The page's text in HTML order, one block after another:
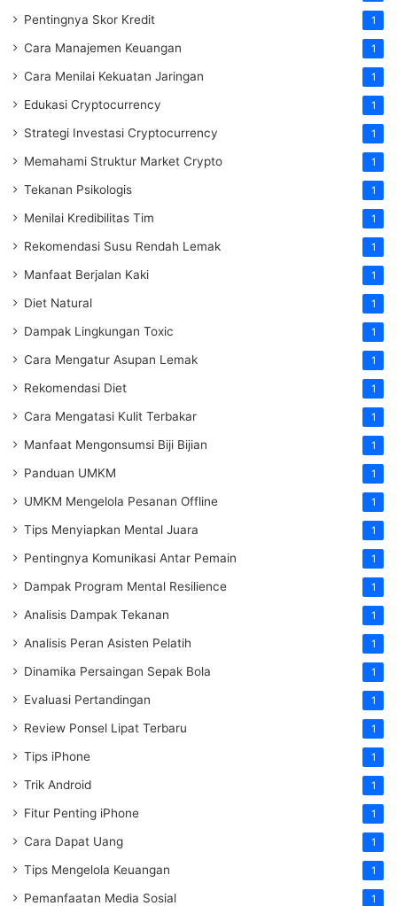
Pentingnya Skor Kredit 1
Cara Manajemen Keuangan 1
Cara Menilai Kekuatan Jaringan 1
Edukasi Cryptocurrency 1
Strategi Investasi Cryptocurrency 1
Memahami Struktur Market Crypto 1
Tekanan Psikologis 1
Menilai Kredibilitas Tim 1
Rekomendasi Susu Rendah Lemak 1
Manfaat Berjalan Kaki 1
Diet Natural 1
Dampak Lingkungan Toxic 1
Cara Mengatur Asupan Lemak 1
Rekomendasi Diet 1
Cara Mengatasi Kulit Terbakar 1
Manfaat Mengonsumsi Biji Bijian 1
Panduan UMKM 1
UMKM Mengelola Pesanan Offline 1
Tips Menyiapkan Mental Juara 1
Pentingnya Komunikasi Antar Pemain 1
Dampak Program Mental Resilience 1
Analisis Dampak Tekanan 1
Analisis Peran Asisten Pelatih 1
Dinamika Persaingan Sepak Bola 1
Evaluasi Pertandingan 1
Review Ponsel Lipat Terbaru 1
Tips iPhone 1
Trik Android 1
Fitur Penting iPhone 1
Cara Dapat Uang 1
Tips Mengelola Keuangan 1
Pemanfaatan Media Sosial 1